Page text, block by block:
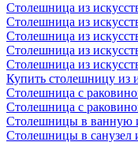
Столешница из
Столешница из
Столешница из
Столешница из
Столешница из
Купить столешницу из
Столешница с
Столешница с
Столешницы в ванную
Столешницы в санузел